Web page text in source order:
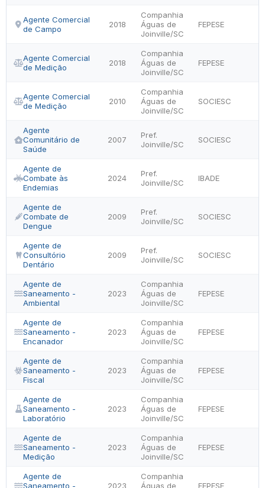
Agente Comercial
de Campo
2018
Companhia
Águas de
Joinville/SC
FEPESE
Agente Comercial
de Medição
2018
Companhia
Águas de
Joinville/SC
FEPESE
Agente Comercial
de Medição
2010
Companhia
Águas de
Joinville/SC
SOCIESC
Agente
Comunitário de
Saúde
2007
Pref.
Joinville/SC
SOCIESC
Agente de
Combate às
Endemias
2024
Pref.
Joinville/SC
IBADE
Agente de
Combate de
Dengue
2009
Pref.
Joinville/SC
SOCIESC
Agente de
Consultório
Dentário
2009
Pref.
Joinville/SC
SOCIESC
Agente de
Saneamento -
Ambiental
2023
Companhia
Águas de
Joinville/SC
FEPESE
Agente de
Saneamento -
Encanador
2023
Companhia
Águas de
Joinville/SC
FEPESE
Agente de
Saneamento -
Fiscal
2023
Companhia
Águas de
Joinville/SC
FEPESE
Agente de
Saneamento -
Laboratório
2023
Companhia
Águas de
Joinville/SC
FEPESE
Agente de
Saneamento -
Medição
2023
Companhia
Águas de
Joinville/SC
FEPESE
Agente de
Saneamento -
2023
Companhia
Águas de
FEPESE